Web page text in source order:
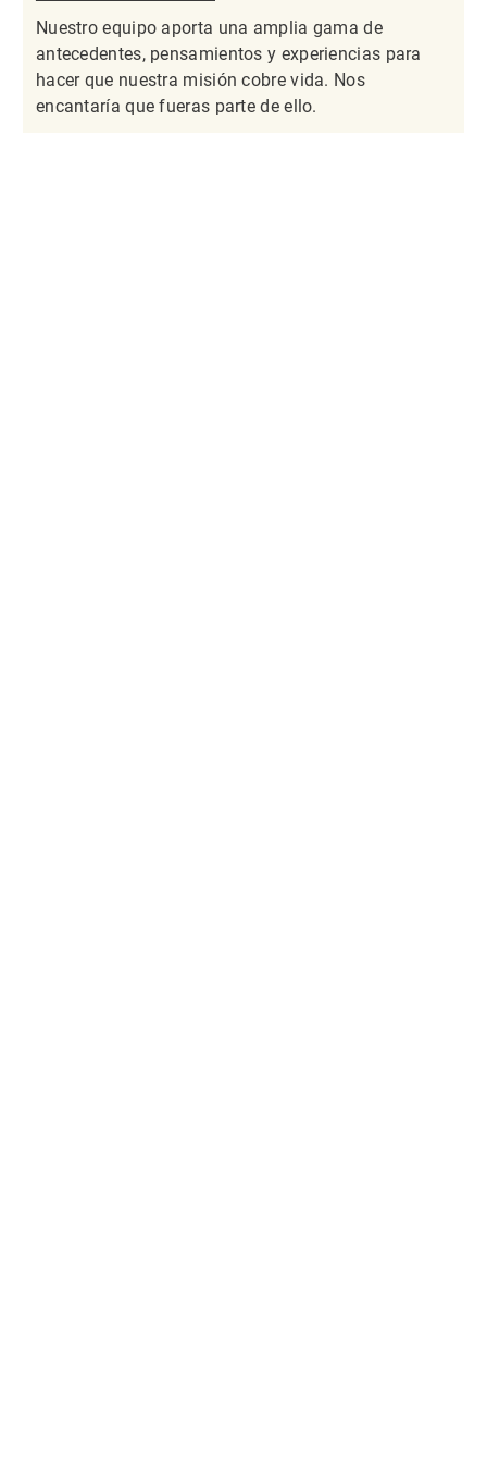
Nuestro equipo aporta una amplia gama de
antecedentes, pensamientos y experiencias para
hacer que nuestra misión cobre vida. Nos
encantaría que fueras parte de ello.